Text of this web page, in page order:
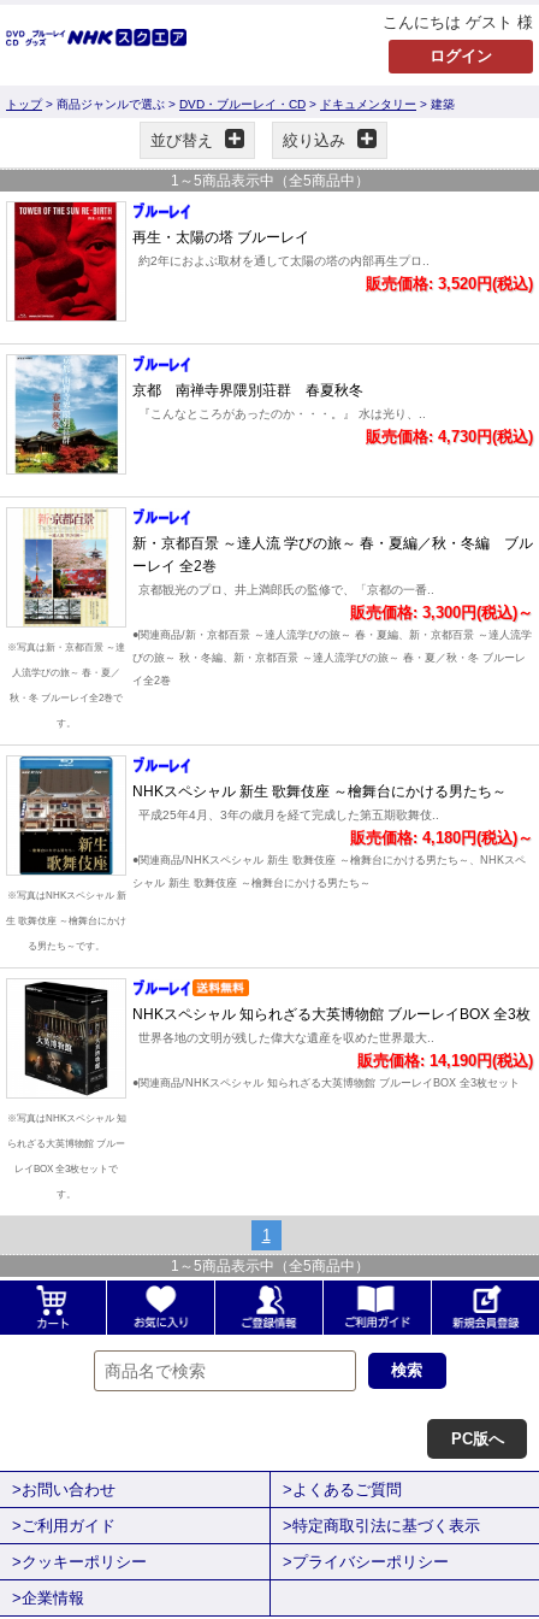
こんにちは ゲスト 様
トップ> 商品ジャンルで選ぶ > DVD・ブルーレイ・CD > ドキュメンタリー > 建築
並び替え 絞り込み
1 ～ 5商品表示中（全5商品中）
再生・太陽の塔 ブルーレイ
約2年におよぶ取材を通して太陽の塔の内部再生プロ..
販売価格: 3,520円(税込)
京都 南禅寺界隈別荘群 春夏秋冬
『こんなところがあったのか・・・。』 水は光り、..
販売価格: 4,730円(税込)
※写真は新・京都百景 ～達
人流学びの旅～ 春・夏／
秋・冬 ブルーレイ全2巻で
す。
新・京都百景 ～達人流 学びの旅～ 春・夏編／秋・冬編 ブル
ーレイ 全2巻
京都観光のプロ、井上満郎氏の監修で、「京都の一番..
販売価格: 3,300円(税込)～
●関連商品/新・京都百景 ～達人流学びの旅～ 春・夏編、新・京都百景 ～達人流学
びの旅～ 秋・冬編、新・京都百景 ～達人流学びの旅～ 春・夏／秋・冬 ブルーレ
イ全2巻
※写真はNHKスペシャル 新
生 歌舞伎座 ～檜舞台にかけ
る男たち～です。
NHKスペシャル 新生 歌舞伎座 ～檜舞台にかける男たち～
平成25年4月、3年の歳月を経て完成した第五期歌舞伎..
販売価格: 4,180円(税込)～
●関連商品/NHKスペシャル 新生 歌舞伎座 ～檜舞台にかける男たち～、NHKスペ
シャル 新生 歌舞伎座 ～檜舞台にかける男たち～
※写真はNHKスペシャル 知
られざる大英博物館 ブルー
レイBOX 全3枚セットで
す。
NHKスペシャル 知られざる大英博物館 ブルーレイBOX 全3枚
世界各地の文明が残した偉大な遺産を収めた世界最大..
販売価格: 14,190円(税込)
●関連商品/NHKスペシャル 知られざる大英博物館 ブルーレイBOX 全3枚セット
1
1 ～ 5商品表示中（全5商品中）
PC版へ
>お問い合わせ
>よくあるご質問
>ご利用ガイド
>特定商取引法に基づく表示
>クッキーポリシー
>プライバシーポリシー
>企業情報